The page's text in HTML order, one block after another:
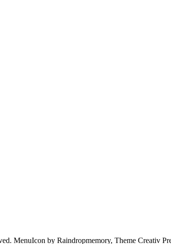
MenuIcon by Raindropmemory, Theme Creativ